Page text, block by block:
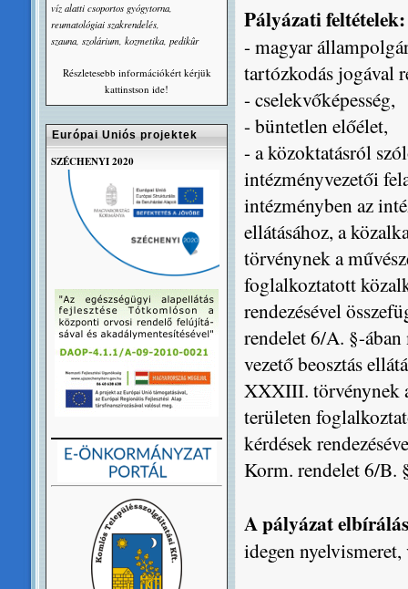
Pályázati feltételek:
- magyar
tartózkodás jogával
- cselekvőképesség,
- büntetlen előélet,
- a közoktatásról
intézményvezetői
intézményben az
ellátásához, a
törvénynek a
foglalkoztatott
rendezésével
rendelet 6/A. §-
vezető beosztás
XXXIII. törvénynek
területen
kérdések
Korm. rendelet 6/B.
A pályázat
idegen
víz alatti csoportos gyógytorna,
reumatológiai szakrendelés,
szauna, szolárium, kozmetika, pedikûr
Részletesebb információkért kérjük
kattinstson ide!
Európai Uniós projektek
SZÉCHENYI 2020